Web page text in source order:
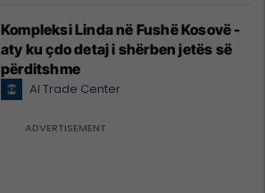
Kompleksi Linda në Fushë Kosovë -
aty ku çdo detaj i shërben jetës së
përditshme
Al Trade Center